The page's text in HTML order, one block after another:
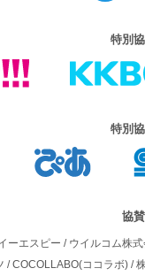
特別
特別
協賛
ーエスピー / ウイルコム株式
/COCOLLABO(ココラボ) /